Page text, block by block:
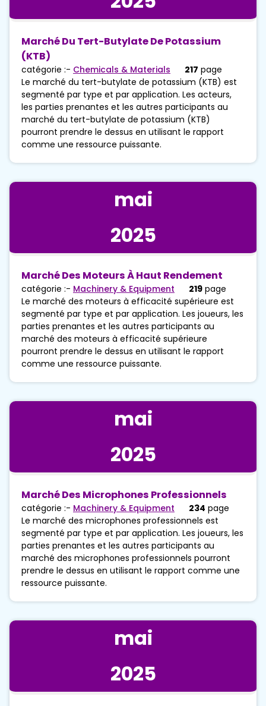
Marché Du Tert-Butylate De Potassium
(KTB)
catégorie :- Chemicals & Materials 217 page
Le marché du tert-butylate de potassium (KTB) est
segmenté par type et par application. Les acteurs,
les parties prenantes et les autres participants au
marché du tert-butylate de potassium (KTB)
pourront prendre le dessus en utilisant le rapport
comme une ressource puissante.
mai
2025
Marché Des Moteurs À Haut Rendement
catégorie :- Machinery & Equipment 219 page
Le marché des moteurs à efficacité supérieure est
segmenté par type et par application. Les joueurs, les
parties prenantes et les autres participants au
marché des moteurs à efficacité supérieure
pourront prendre le dessus en utilisant le rapport
comme une ressource puissante.
mai
2025
Marché Des Microphones Professionnels
catégorie :- Machinery & Equipment 234 page
Le marché des microphones professionnels est
segmenté par type et par application. Les joueurs, les
parties prenantes et les autres participants au
marché des microphones professionnels pourront
prendre le dessus en utilisant le rapport comme une
ressource puissante.
mai
2025